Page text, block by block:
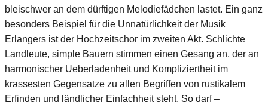
bleischwer an dem dürftigen Melodiefädchen lastet. Ein ganz
besonders Beispiel für die Unnatürlichkeit der Musik
Erlangers ist der Hochzeitschor im zweiten Akt. Schlichte
Landleute, simple Bauern stimmen einen Gesang an, der an
harmonischer Ueberladenheit und Kompliziertheit im
krassesten Gegensatze zu allen Begriffen von rustikalem
Erfinden und ländlicher Einfachheit steht. So darf –